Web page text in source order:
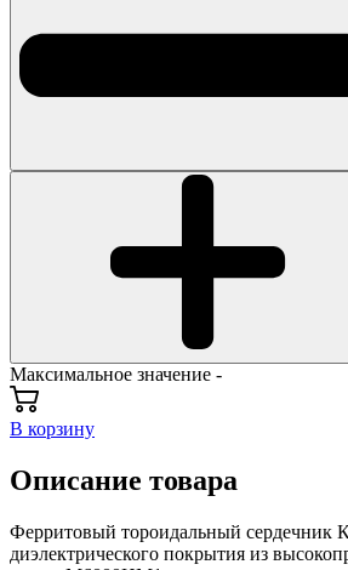
Максимальное значение -
В корзину
Описание товара
Ферритовый тороидальный сердечник
диэлектрического покрытия из